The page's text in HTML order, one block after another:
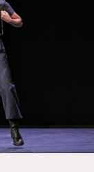
, che significa
il
corpo
Abitare
così un
che, come
tagli,